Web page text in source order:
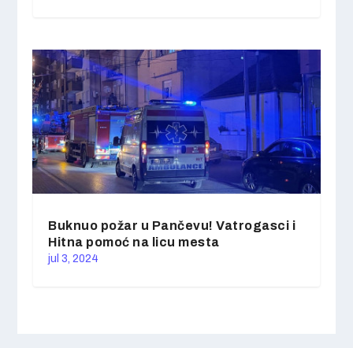
Buknuo požar u Pančevu! Vatrogasci i
Hitna pomoć na licu mesta
jul 3, 2024